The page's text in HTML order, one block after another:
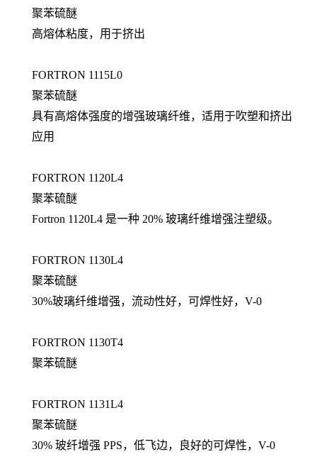
聚苯硫醚
高熔体粘度，用于挤出
FORTRON 1115L0
聚苯硫醚
具有高熔体强度的增强玻璃纤维，适用于吹塑和挤出
应用
FORTRON 1120L4
聚苯硫醚
Fortron 1120L4 是一种 20% 玻璃纤维增强注塑级。
FORTRON 1130L4
聚苯硫醚
30%玻璃纤维增强，流动性好，可焊性好，V-0
FORTRON 1130T4
聚苯硫醚
FORTRON 1131L4
聚苯硫醚
30% 玻纤增强 PPS，低飞边，良好的可焊性，V-0